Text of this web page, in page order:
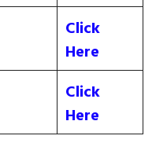
Click
Here
Click
Here